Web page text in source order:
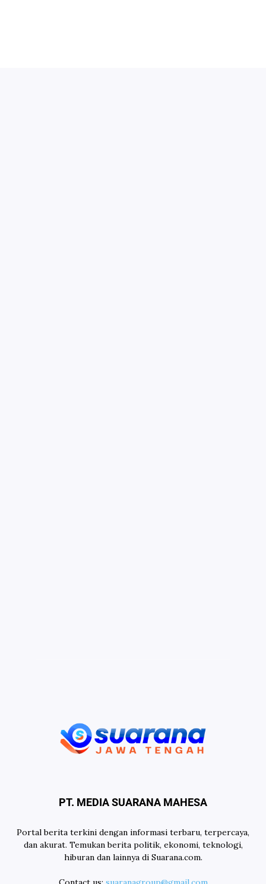
PT. MEDIA SUARANA MAHESA
Portal berita terkini dengan informasi terbaru, terpercaya,
dan akurat. Temukan berita politik, ekonomi, teknologi,
hiburan dan lainnya di Suarana.com.